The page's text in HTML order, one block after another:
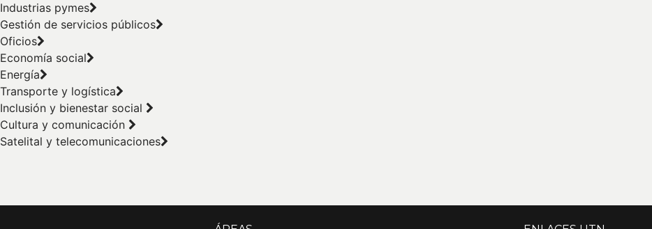
Industrias pymes
Gestión de servicios públicos
Oficios
Economía social
Energía
Transporte y logística
Inclusión y bienestar social
Cultura y comunicación
Satelital y telecomunicaciones